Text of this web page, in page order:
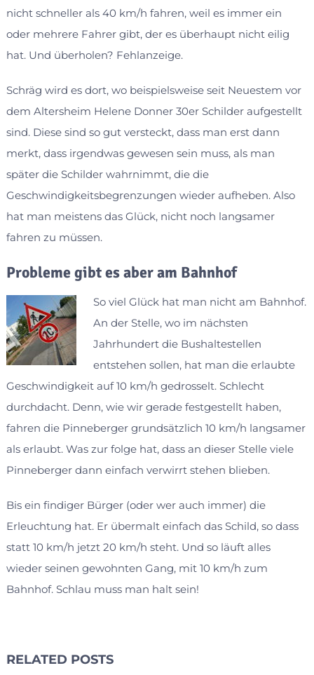
nicht schneller als 40 km/h fahren, weil es immer ein
oder mehrere Fahrer gibt, der es überhaupt nicht eilig
hat. Und überholen? Fehlanzeige.
Schräg wird es dort, wo beispielsweise seit Neuestem vor
dem Altersheim Helene Donner 30er Schilder aufgestellt
sind. Diese sind so gut versteckt, dass man erst dann
merkt, dass irgendwas gewesen sein muss, als man
später die Schilder wahrnimmt, die die
Geschwindigkeitsbegrenzungen wieder aufheben. Also
hat man meistens das Glück, nicht noch langsamer
fahren zu müssen.
Probleme gibt es aber am Bahnhof
So viel Glück hat man nicht am Bahnhof.
An der Stelle, wo im nächsten
Jahrhundert die Bushaltestellen
entstehen sollen, hat man die erlaubte
Geschwindigkeit auf 10 km/h gedrosselt. Schlecht
durchdacht. Denn, wie wir gerade festgestellt haben,
fahren die Pinneberger grundsätzlich 10 km/h langsamer
als erlaubt. Was zur folge hat, dass an dieser Stelle viele
Pinneberger dann einfach verwirrt stehen blieben.
Bis ein findiger Bürger (oder wer auch immer) die
Erleuchtung hat. Er übermalt einfach das Schild, so dass
statt 10 km/h jetzt 20 km/h steht. Und so läuft alles
wieder seinen gewohnten Gang, mit 10 km/h zum
Bahnhof. Schlau muss man halt sein!
RELATED POSTS